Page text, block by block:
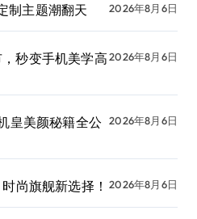
制主题潮翻天 2026年8月6日
秒变手机美学高2026年8月6日
皇美颜秘籍全公 2026年8月6日
尚旗舰新选择！ 2026年8月6日